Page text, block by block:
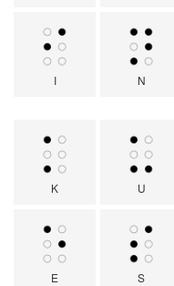
I N
K U
E S